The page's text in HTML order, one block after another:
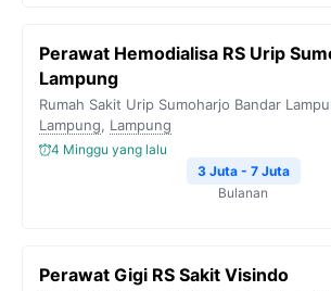
Perawat Hemodialisa RS Urip
Lampung
Rumah Sakit Urip Sumoharjo Bandar
Lampung, Lampung
4 Minggu yang lalu
3 Juta - 7 Juta
Bulanan
Perawat Gigi RS Sakit Visindo